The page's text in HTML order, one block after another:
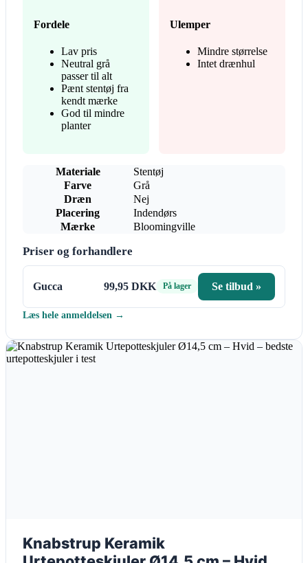
Fordele
Lav pris
Neutral grå
passer til alt
Pænt stentøj fra
kendt mærke
God til mindre
planter
Ulemper
Mindre størrelse
Intet drænhul
Materiale
Stentøj
Farve
Grå
Dræn
Nej
Placering
Indendørs
Mærke
Bloomingville
Priser og forhandlere
Gucca 99,95 DKK På lager Se tilbud »
Læs hele anmeldelsen →
Knabstrup Keramik